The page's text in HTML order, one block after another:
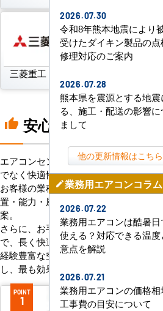
三菱重工
thumb_up 安心の8つのポイント
エアコンセンターACは、「格安＋α」
でなく快適性と機能性にもこだわって
お客様の業種や施設の形態に合わせて
置・能力・風向きなどを総合的に検討
案。
さらに、お手入れのしやすさやメンテ
で、長く快適にご使用いただけるよう
経験豊富な空調技術者が現場の状況や
し、最も効果的で効率的なプランをお
POINT
1
2026.07.30
令和8年熊本地震により
受けたダイキン製品の点
修理対応のご案内
2026.07.28
熊本県を震源とする地震
る、施工・配送の影響に
まして
他の更新情報はこちら
mode_edit業務用エアコンコラム
2026.07.22
業務用エアコンは酷暑日
使える？対応できる温度
意点を解説
2026.07.21
業務用エアコンの価格相
工事費の目安について